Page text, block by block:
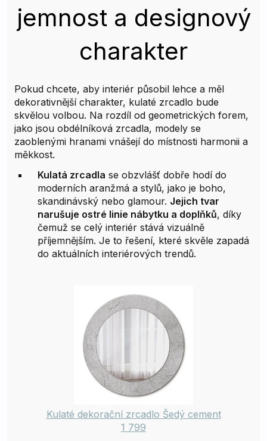
jemnost a designový
charakter
Pokud chcete, aby interiér působil lehce a měl
dekorativnější charakter, kulaté zrcadlo bude
skvělou volbou. Na rozdíl od geometrických forem,
jako jsou obdélníková zrcadla, modely se
zaoblenými hranami vnášejí do místnosti harmonii a
měkkost.
Kulatá zrcadla se obzvlášť dobře hodí do
moderních aranžmá a stylů, jako je boho,
skandinávský nebo glamour. Jejich tvar
narušuje ostré linie nábytku a doplňků, díky
čemuž se celý interiér stává vizuálně
příjemnějším. Je to řešení, které skvěle zapadá
do aktuálních interiérových trendů.
Kulaté dekorační zrcadlo Šedý cement
1 799